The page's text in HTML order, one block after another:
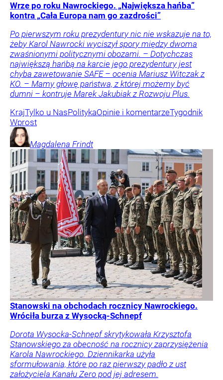
Wrze po roku Nawrockiego. „Największa hańba”
kontra „Cała Europa nam go zazdrości”
Po pierwszym roku prezydentury nic nie wskazuje na to,
żeby Karol Nawrocki wyciszył spory między dwoma
zwaśnionymi politycznymi obozami. – Dotychczas
największą hańbą na karcie jego prezydentury jest
chyba zawetowanie SAFE – ocenia Mariusz Witczak z
KO. – Mamy głowę państwa, z której możemy być
dumni – kontruje Marek Jakubiak z Rozwoju Plus.
KrajTylko u NasPolitykaOpinie i komentarzeTygodnik
Wprost
Magdalena Frindt
Stanowski na obchodach rocznicy Nawrockiego.
Wróciła burza z Wysocką-Schnepf
Dorota Wysocka-Schnepf skrytykowała Krzysztofa
Stanowskiego za obecność na rocznicy zaprzysiężenia
Karola Nawrockiego. Dziennikarka użyła
sformułowania, które po raz pierwszy padło z ust
założyciela Kanału Zero pod jej adresem.